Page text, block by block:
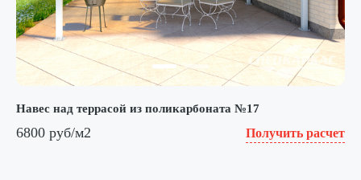
Навес над террасой из поликарбоната №17
6800 руб/м2 Получить расчет